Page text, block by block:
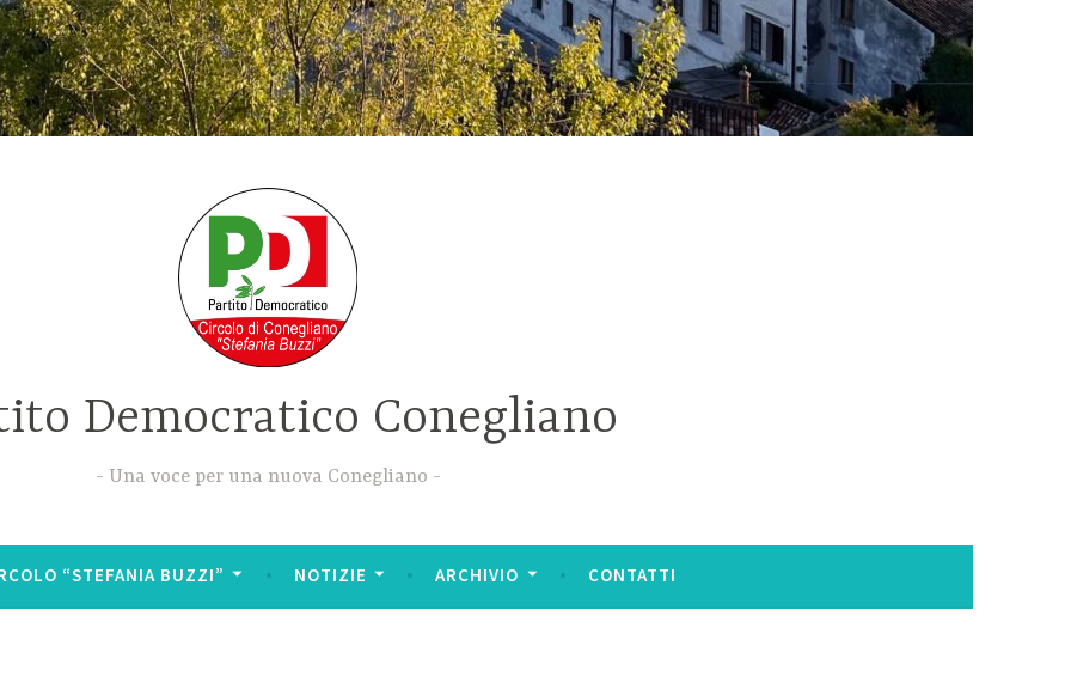
Democratico Conegliano
Una voce per una nuova Conegliano
“STEFANIA BUZZI” NOTIZIE ARCHIVIO CONTATTI